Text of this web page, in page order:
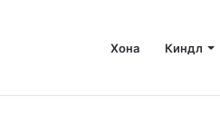
Хона Киндл
фазои бештар дар Mac-и худ